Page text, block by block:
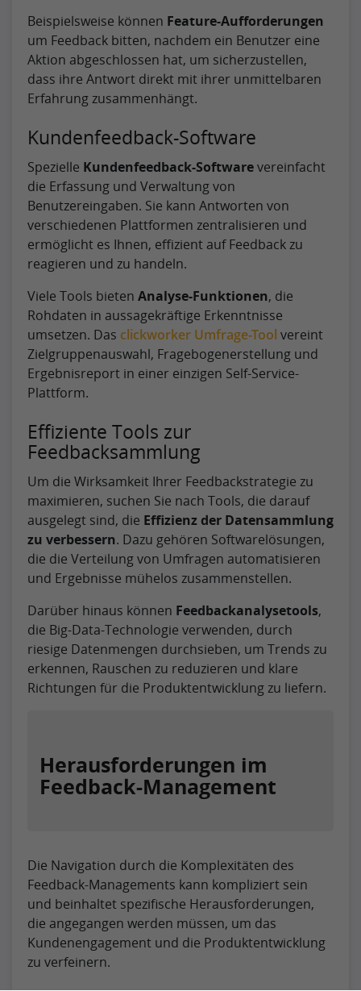
Beispielsweise können Feature-Aufforderungen
um Feedback bitten, nachdem ein Benutzer eine
Aktion abgeschlossen hat, um sicherzustellen,
dass ihre Antwort direkt mit ihrer unmittelbaren
Erfahrung zusammenhängt.
Kundenfeedback-Software
Spezielle Kundenfeedback-Softwarevereinfacht
die Erfassung und Verwaltung von
Benutzereingaben. Sie kann Antworten von
verschiedenen Plattformen zentralisieren und
ermöglicht es Ihnen, effizient auf Feedback zu
reagieren und zu handeln.
Viele Tools bieten Analyse-Funktionen, die
Rohdaten in aussagekräftige Erkenntnisse
umsetzen. Das clickworker Umfrage-Tool vereint
Zielgruppenauswahl, Fragebogenerstellung und
Ergebnisreport in einer einzigen Self-Service-
Plattform.
Effiziente Tools zur
Feedbacksammlung
Um die Wirksamkeit Ihrer Feedbackstrategie zu
maximieren, suchen Sie nach Tools, die darauf
ausgelegt sind, die Effizienz der Datensammlung
zu verbessern. Dazu gehören Softwarelösungen,
die die Verteilung von Umfragen automatisieren
und Ergebnisse mühelos zusammenstellen.
Darüber hinaus können Feedbackanalysetools,
die Big-Data-Technologie verwenden, durch
riesige Datenmengen durchsieben, um Trends zu
erkennen, Rauschen zu reduzieren und klare
Richtungen für die Produktentwicklung zu liefern.
Herausforderungen im
Feedback-Management
Die Navigation durch die Komplexitäten des
Feedback-Managements kann kompliziert sein
und beinhaltet spezifische Herausforderungen,
die angegangen werden müssen, um das
Kundenengagement und die Produktentwicklung
zu verfeinern.